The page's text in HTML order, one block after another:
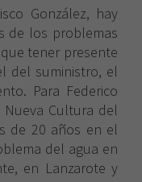
González, hay
de los problemas
tener presente
del suministro, el
Para Federico
Cultura del
de 20 años en el
del agua en
en Lanzarote y